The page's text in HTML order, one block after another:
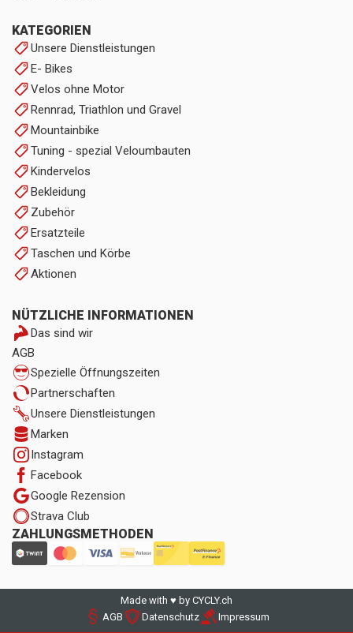
KATEGORIEN
Unsere Dienstleistungen
E- Bikes
Velos ohne Motor
Rennrad, Triathlon und Gravel
Mountainbike
Tuning - spezial Veloumbauten
Kindervelos
Bekleidung
Zubehör
Ersatzteile
Taschen und Körbe
Aktionen
NÜTZLICHE INFORMATIONEN
Das sind wir
AGB
Spezielle Öffnungszeiten
Partnerschaften
Unsere Dienstleistungen
Marken
Instagram
Facebook
Google Rezension
Strava Club
ZAHLUNGSMETHODEN
Made with ♥ by CYCLY.ch
AGB
Datenschutz Impressum